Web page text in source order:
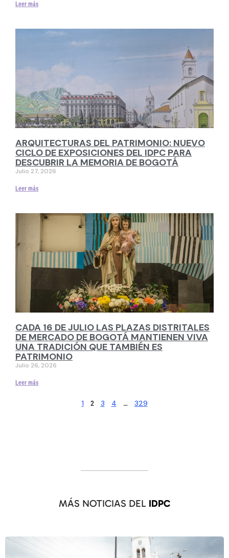
Leer más
ARQUITECTURAS DEL PATRIMONIO: NUEVO
CICLO DE EXPOSICIONES DEL IDPC PARA
DESCUBRIR LA MEMORIA DE BOGOTÁ
Julio 27, 2026
Leer más
CADA 16 DE JULIO LAS PLAZAS DISTRITALES
DE MERCADO DE BOGOTÁ MANTIENEN VIVA
UNA TRADICIÓN QUE TAMBIÉN ES
PATRIMONIO
Julio 26, 2026
Leer más
1 2 3 4 … 329
MÁS NOTICIAS DEL IDPC